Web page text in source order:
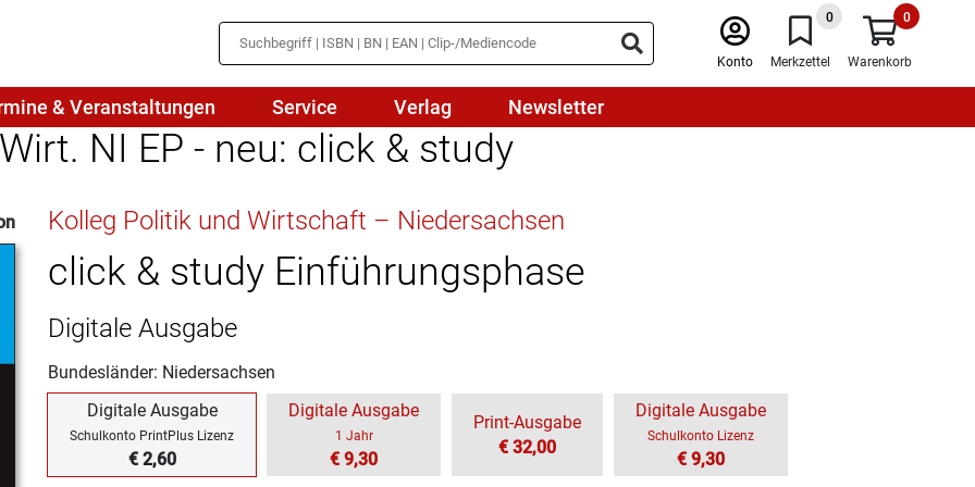
Konto
0
Merkzettel
0
Warenkorb
Medienbildung
Naturwissenschaften/NuT
Physik
Politik
Religion
Spanisch
& Veranstaltungen Service Verlag Newsletter
NI EP - neu: click & study
Kolleg Politik und Wirtschaft – Niedersachsen
click & study Einführungsphase
Digitale Ausgabe
Bundesländer: Niedersachsen
Digitale Ausgabe
Schulkonto PrintPlus Lizenz
€ 2,60
Digitale Ausgabe
1 Jahr
€ 9,30
Print-Ausgabe
€ 32,00
Digitale Ausgabe
Schulkonto Lizenz
€ 9,30